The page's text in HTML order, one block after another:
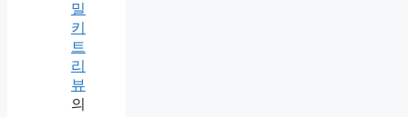
밀
키
트
리
뷰
의